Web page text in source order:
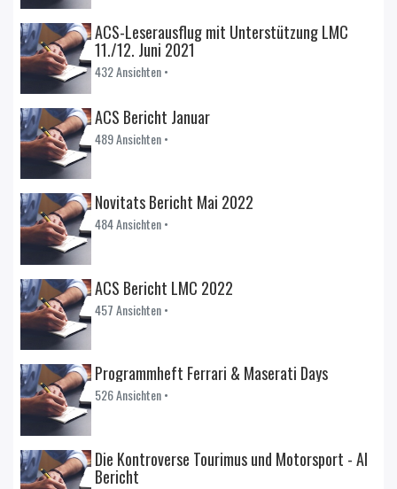
ACS-Leserausflug mit Unterstützung LMC
11./12. Juni 2021
432 Ansichten •
ACS Bericht Januar
489 Ansichten •
Novitats Bericht Mai 2022
484 Ansichten •
ACS Bericht LMC 2022
457 Ansichten •
Programmheft Ferrari & Maserati Days
526 Ansichten •
Die Kontroverse Tourimus und Motorsport - AI
Bericht